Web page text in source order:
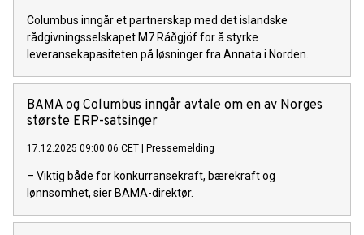
Columbus inngår et partnerskap med det islandske
rådgivningsselskapet M7 Ráðgjöf for å styrke
leveransekapasiteten på løsninger fra Annata i Norden.
BAMA og Columbus inngår avtale om en av Norges
største ERP-satsinger
17.12.2025 09:00:06 CET Pressemelding
– Viktig både for konkurransekraft, bærekraft og
lønnsomhet, sier BAMA-direktør.